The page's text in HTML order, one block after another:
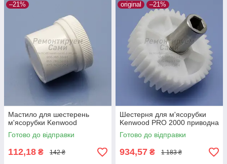
–21%
Мастило для шестерень
м'ясорубки Kenwood
Готово до відправки
112,18 ₴ 142 ₴
original –21%
Шестерня для м'ясорубки
Kenwood PRO 2000 приводна
Готово до відправки
934,57 ₴ 1 183 ₴